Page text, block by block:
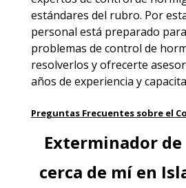
estándares del rubro. Por
personal está preparado
problemas de control de
resolverlos y ofrecerte
años de experiencia y
Preguntas Frecuentes sobre el
Exterminador
cerca de mí en